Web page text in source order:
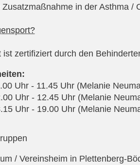
Zusatzmaßnahme in der Asthma /
ist zertifiziert durch den
Uhr - 11.45 Uhr (Melanie
Uhr - 12.45 Uhr (Melanie
Uhr - 19.00 Uhr (Melanie
/ Vereinsheim in Plettenberg-